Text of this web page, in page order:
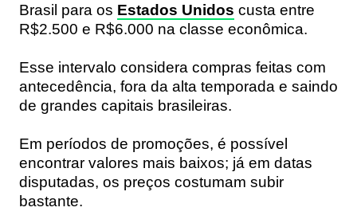
Brasil para os Estados Unidos custa entre
R$2.500 e R$6.000 na classe econômica.
Esse intervalo considera compras feitas com
antecedência, fora da alta temporada e saindo
de grandes capitais brasileiras.
Em períodos de promoções, é possível
encontrar valores mais baixos; já em datas
disputadas, os preços costumam subir
bastante.